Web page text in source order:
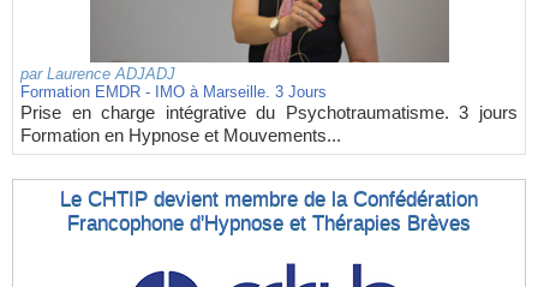
par Laurence ADJADJ
Formation EMDR - IMO à Marseille. 3 Jours
Prise en charge intégrative du Psychotraumatisme. 3 jours
Formation en Hypnose et Mouvements...
Le CHTIP devient membre de la Confédération
Francophone d'Hypnose et Thérapies Brèves